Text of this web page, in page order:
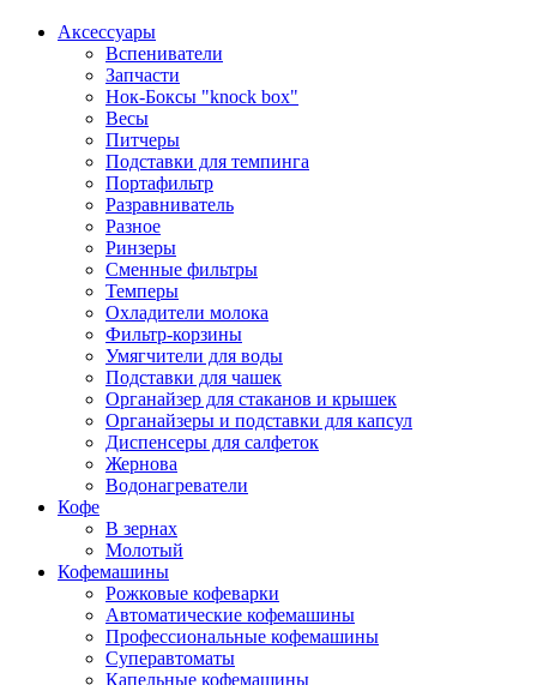
Аксессуары
Вспениватели
Запчасти
Нок-Боксы "knock box"
Весы
Питчеры
Подставки для темпинга
Портафильтр
Разравниватель
Разное
Ринзеры
Сменные фильтры
Темперы
Охладители молока
Фильтр-корзины
Умягчители для воды
Подставки для чашек
Органайзер для стаканов и крышек
Органайзеры и подставки для капсул
Диспенсеры для салфеток
Жернова
Водонагреватели
Кофе
В зернах
Молотый
Кофемашины
Рожковые кофеварки
Автоматические кофемашины
Профессиональные кофемашины
Суперавтоматы
Капельные кофемашины